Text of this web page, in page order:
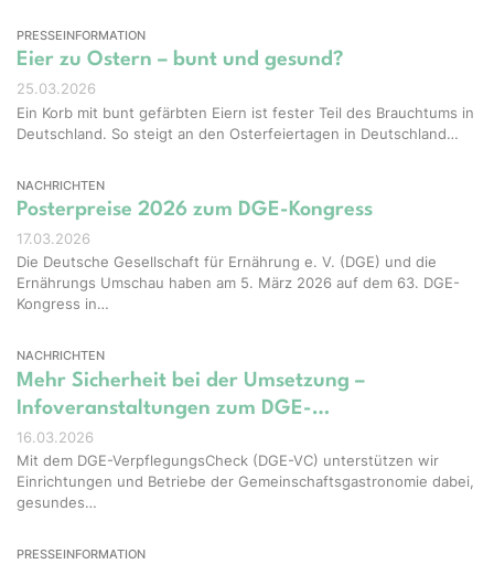
PRESSEINFORMATION
Eier zu Ostern – bunt und gesund?
25.03.2026
Ein Korb mit bunt gefärbten Eiern ist fester Teil des Brauchtums in
Deutschland. So steigt an den Osterfeiertagen in Deutschland…
NACHRICHTEN
Posterpreise 2026 zum DGE-Kongress
17.03.2026
Die Deutsche Gesellschaft für Ernährung e. V. (DGE) und die
Ernährungs Umschau haben am 5. März 2026 auf dem 63. DGE-
Kongress in…
NACHRICHTEN
Mehr Sicherheit bei der Umsetzung –
Infoveranstaltungen zum DGE-…
16.03.2026
Mit dem DGE-VerpflegungsCheck (DGE-VC) unterstützen wir
Einrichtungen und Betriebe der Gemeinschaftsgastronomie dabei,
gesundes…
PRESSEINFORMATION